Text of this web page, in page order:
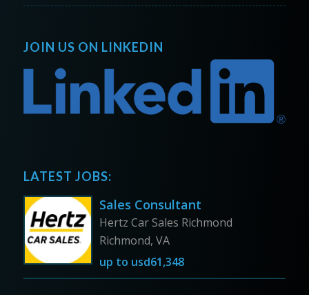
JOIN US ON LINKEDIN
LATEST JOBS:
Sales Consultant
Hertz Car Sales Richmond
Richmond, VA
up to usd61,348